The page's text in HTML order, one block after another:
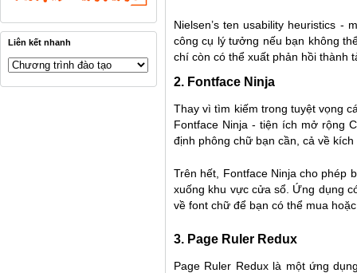
Liên kết nhanh
Nielsen’s ten usability heuristics -
công cụ lý tưởng nếu bạn không
chí còn có thể xuất phản hồi thành
2. Fontface Ninja
Thay vì tìm kiếm trong tuyệt vọng
Fontface Ninja - tiện ích mở rộng
định phông chữ bạn cần, cả về
Trên hết, Fontface Ninja cho phép
xuống khu vực cửa sổ. Ứng dụng
về font chữ để bạn có thể mua
3. Page Ruler Redux
Page Ruler Redux là một ứng